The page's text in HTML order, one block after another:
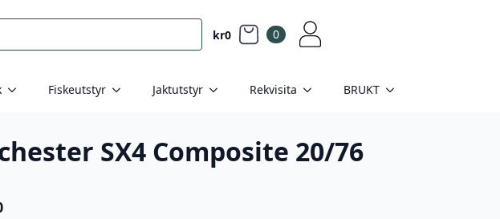
kr0 0
Fiskeutstyr Jaktutstyr Rekvisita BRUKT
SX4 Composite 20/76